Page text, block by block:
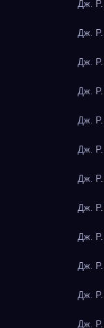
Дж. Р.
Дж. Р.
Дж. Р.
Дж. Р.
Дж. Р.
Дж. Р.
Дж. Р.
Дж. Р.
Дж. Р.
Дж. Р.
Дж. Р.
Дж. Р.